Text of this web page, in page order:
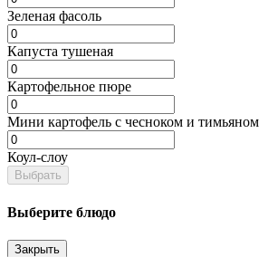
Зеленая фасоль
Капуста тушеная
Картофельное пюре
Мини картофель с чесноком и тимьяном
Коул-слоу
Выбрать
Выберите блюдо
Закрыть